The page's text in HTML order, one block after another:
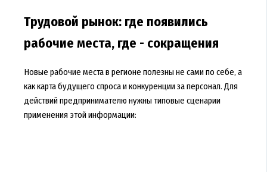
Трудовой рынок: где появились
рабочие места, где - сокращения
Новые рабочие места в регионе полезны не сами по себе, а
как карта будущего спроса и конкуренции за персонал. Для
действий предпринимателю нужны типовые сценарии
применения этой информации: